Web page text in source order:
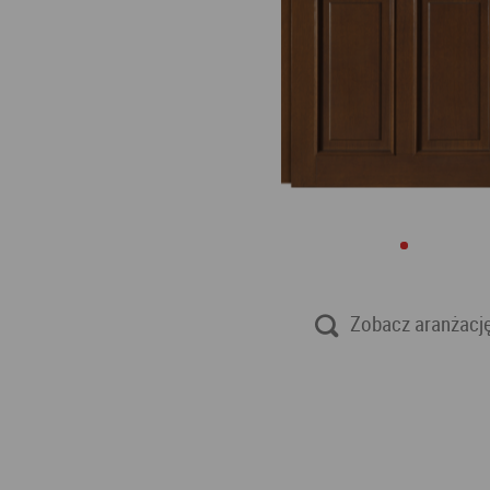
Zobacz